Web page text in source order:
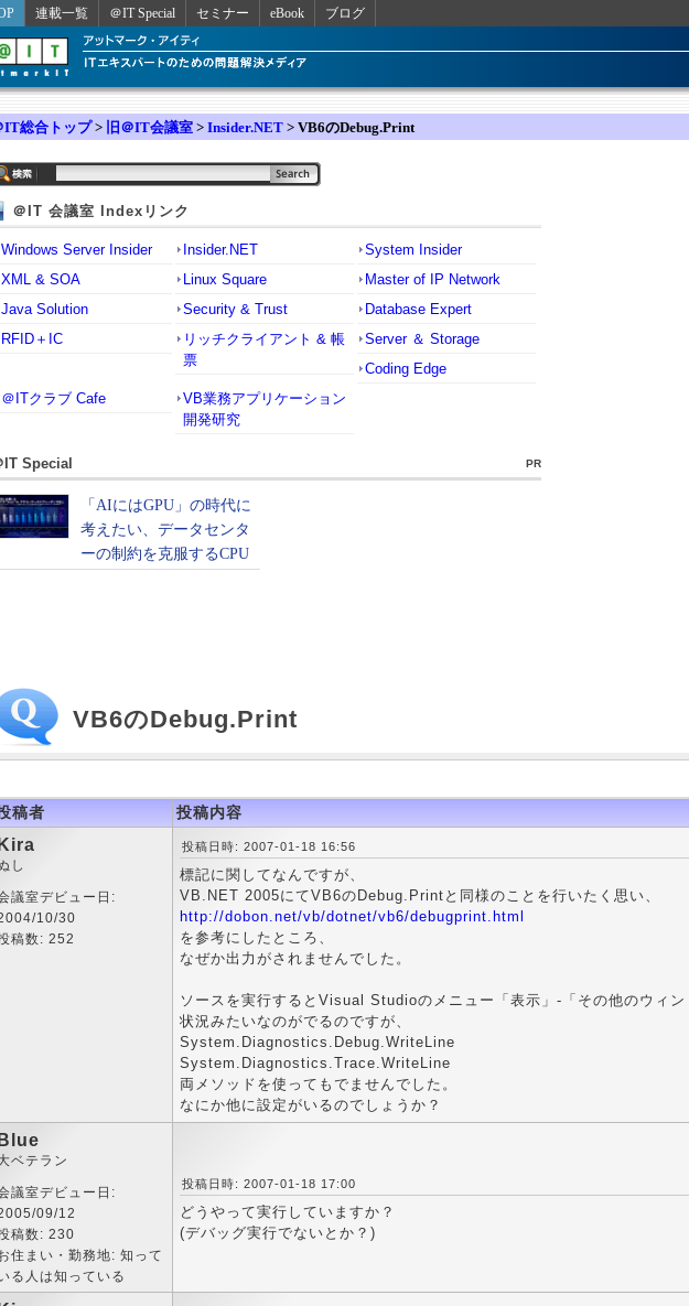
連載一覧 ＠IT Special セミナー eBook ブログ
IT総合トップ> 旧＠IT会議室 > Insider.NET > VB6のDebug.Print
＠IT 会議室 Indexリンク
Windows Server Insider Insider.NET
System Insider
XML & SOA
Linux Square
Master of IP Network
Java Solution
Security & Trust
Database Expert
RFID＋IC
リッチクライアント & 帳
票
Server ＆ Storage
Coding Edge
＠ITクラブ Cafe
VB業務アプリケーション
開発研究
IT Special PR
VB6のDebug.Print
稿者 投稿内容
Kira
し
議室デビュー日:
10/30
稿数: 252
投稿日時: 2007-01-18 16:56
標記に関してなんですが、
VB.NET 2005にてVB6のDebug.Printと同様のことを行いたく思い、
http://dobon.net/vb/dotnet/vb6/debugprint.html
を参考にしたところ、
なぜか出力がされませんでした。
ソースを実行するとVisual Studioのメニュー「表示」-「その他のウィ
状況みたいなのがでるのですが、
System.Diagnostics.Debug.WriteLine
System.Diagnostics.Trace.WriteLine
両メソッドを使ってもでませんでした。
なにか他に設定がいるのでしょうか？
Blue
ベテラン
議室デビュー日:
09/12
稿数: 230
住まい・勤務地: 知って
る人は知っている
投稿日時: 2007-01-18 17:00
どうやって実行していますか？
(デバッグ実行でないとか？)